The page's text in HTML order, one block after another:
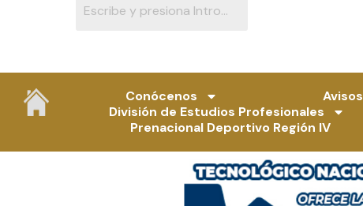
Conócenos Avisos
División de Estudios Profesionales
Prenacional Deportivo Región IV